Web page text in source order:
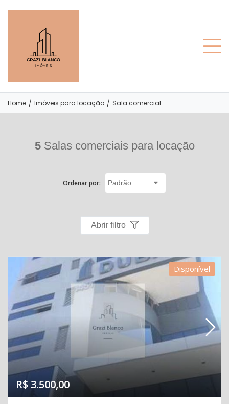
Home / Imóveis para locação / Sala comercial
5Salas comerciais para locação
Ordenar por:
Abrir filtro
Disponível
R$ 3.500,00